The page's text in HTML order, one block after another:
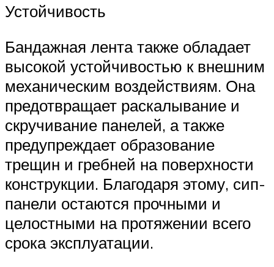
Устойчивость
Бандажная лента также обладает
высокой устойчивостью к внешним
механическим воздействиям. Она
предотвращает раскалывание и
скручивание панелей, а также
предупреждает образование
трещин и гребней на поверхности
конструкции. Благодаря этому, сип-
панели остаются прочными и
целостными на протяжении всего
срока эксплуатации.